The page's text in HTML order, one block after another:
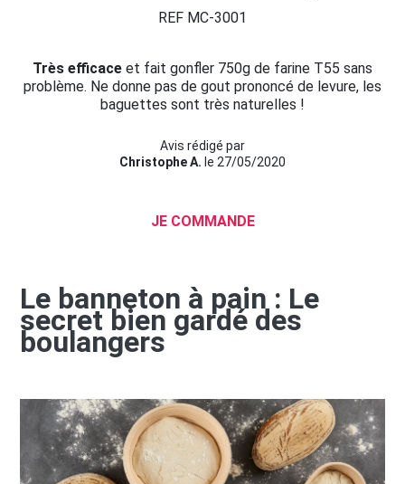
REF MC-3001
Très efficace et fait gonfler 750g de farine T55 sans
problème. Ne donne pas de gout prononcé de levure, les
baguettes sont très naturelles !
Avis rédigé par
Christophe A. le 27/05/2020
JE COMMANDE
Le banneton à pain : Le
secret bien gardé des
boulangers